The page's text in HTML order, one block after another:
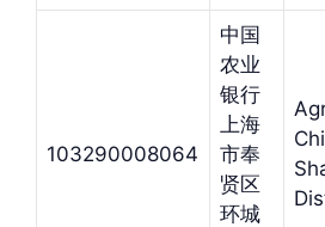
103290008064
中国
农业
银行
上海
市奉
贤区
环城